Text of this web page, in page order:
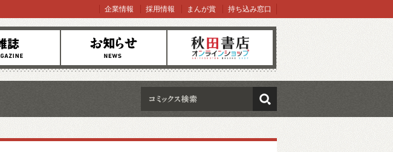
お知らせ オンラインショップ
企業情報 採用情報 まんが賞 持ち込み窓口
検索